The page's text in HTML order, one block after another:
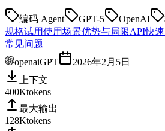
编码 Agent GPT-5 OpenAI
规格试用使用场景优势与局限API快
常见问题
openaiGPT
2026年2月5日
上下文
400Ktokens
最大输出
128Ktokens